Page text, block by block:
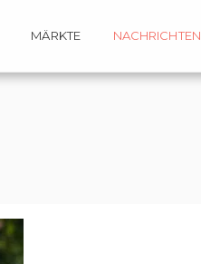
MÄRKTE NACHRICHTEN